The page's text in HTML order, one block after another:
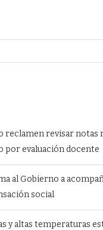
reclamen revisar notas
evaluación docente
al Gobierno a
social
y altas temperaturas